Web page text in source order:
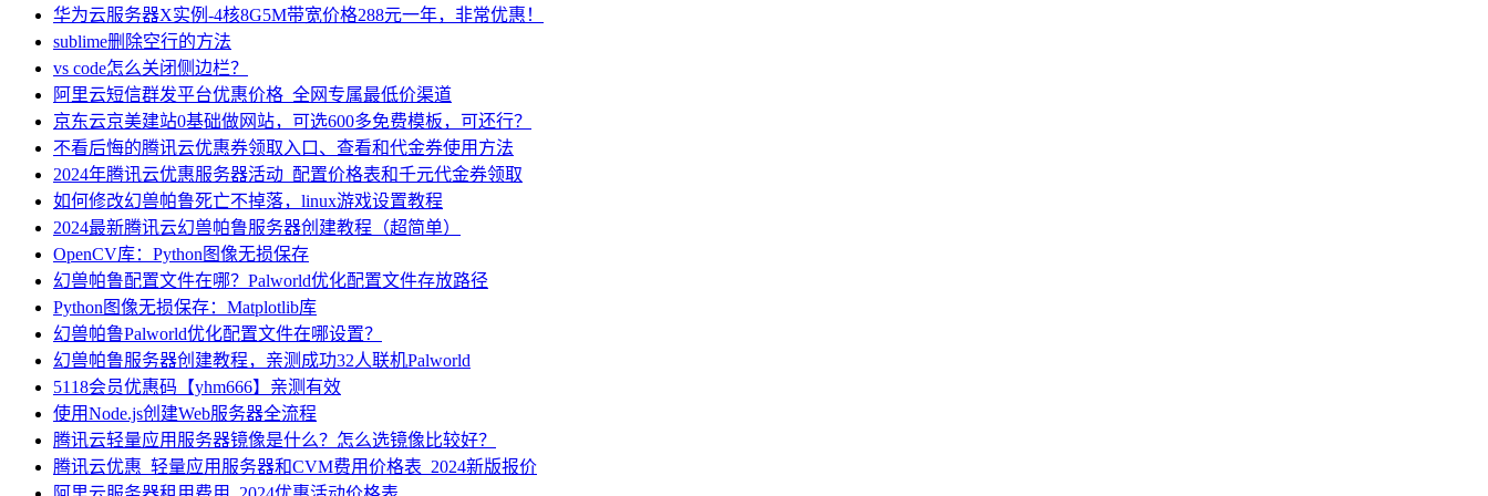
华为云服务器X实例-4核8G5M带宽价格288元一年，非常优惠！
sublime删除空行的方法
vs code怎么关闭侧边栏？
阿里云短信群发平台优惠价格_全网专属最低价渠道
京东云京美建站0基础做网站，可选600多免费模板，可还行？
不看后悔的腾讯云优惠券领取入口、查看和代金券使用方法
2024年腾讯云优惠服务器活动_配置价格表和千元代金券领取
如何修改幻兽帕鲁死亡不掉落，linux游戏设置教程
2024最新腾讯云幻兽帕鲁服务器创建教程（超简单）
OpenCV库：Python图像无损保存
幻兽帕鲁配置文件在哪？Palworld优化配置文件存放路径
Python图像无损保存：Matplotlib库
幻兽帕鲁Palworld优化配置文件在哪设置？
幻兽帕鲁服务器创建教程，亲测成功32人联机Palworld
5118会员优惠码【yhm666】亲测有效
使用Node.js创建Web服务器全流程
腾讯云轻量应用服务器镜像是什么？怎么选镜像比较好？
腾讯云优惠_轻量应用服务器和CVM费用价格表_2024新版报价